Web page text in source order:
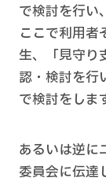
で検討を行い
ここで利用者
生、「見守り
認・検討を行
で検討をしま
あるいは逆に
委員会に伝達